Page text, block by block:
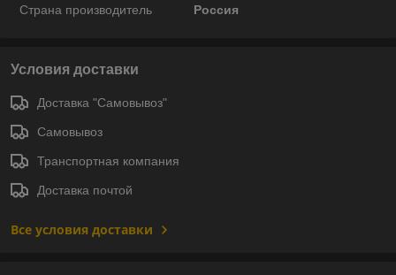
Страна производитель Россия
Условия доставки
Доставка "Самовывоз"
Самовывоз
Транспортная компания
Доставка почтой
Все условия доставки